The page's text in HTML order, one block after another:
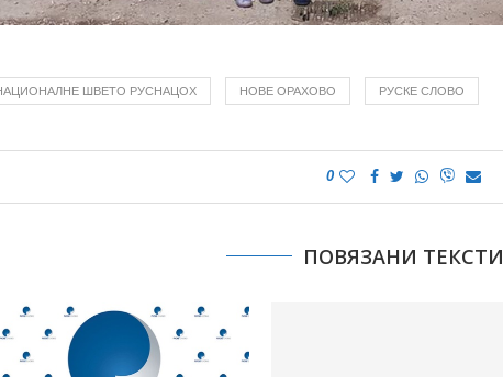
ШВЕТО РУСНАЦОХ НОВЕ ОРАХОВО РУСКЕ СЛОВО
0
ПОВЯЗАНИ ТЕКСТИ